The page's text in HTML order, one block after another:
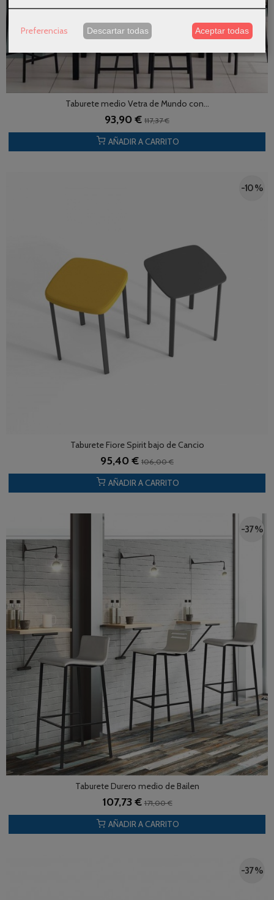
Taburete medio Vetra de Mundo con...
93,90 € 117,37 €
AÑADIR A CARRITO
-10 %
Taburete Fiore Spirit bajo de Cancio
95,40 € 106,00 €
AÑADIR A CARRITO
-37 %
Taburete Durero medio de Bailen
107,73 €171,00 €
AÑADIR A CARRITO
-37 %
Preferencias Descartar todas Aceptar todas